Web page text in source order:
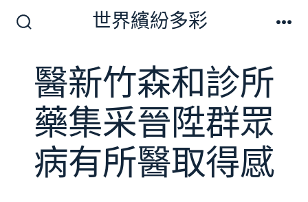
切
換
關
世界繽紛多彩
醫新竹森和診所
藥集采晉陞群眾
病有所醫取得感